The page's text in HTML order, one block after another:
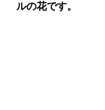
ルの花です。